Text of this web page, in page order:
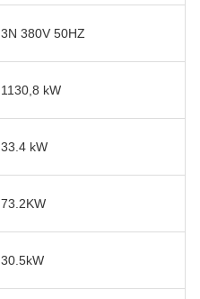
3N 380V 50HZ
1130,8 kW
33.4 kW
73.2KW
30.5kW